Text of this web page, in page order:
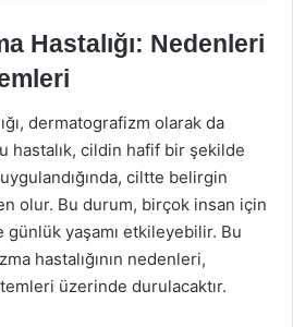
Hastalığı: Nedenleri
dermatografizm olarak da
hastalık, cildin hafif bir şekilde
ciltte belirgin
olur. Bu durum, birçok insan için
günlük yaşamı etkileyebilir. Bu
hastalığının nedenleri,
üzerinde durulacaktır.